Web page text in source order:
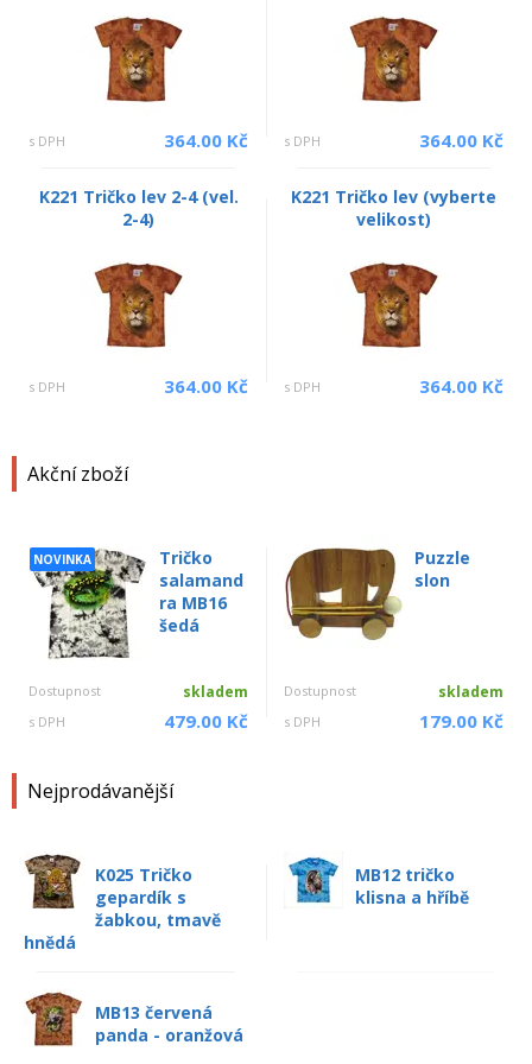
Akční zboží
NOVINKA
Tričko
salamand
ra MB16
šedá
Dostupnost skladem
s DPH 479.00 Kč
Puzzle
slon
Dostupnost skladem
s DPH 179.00 Kč
Nejprodávanější
K025 Tričko
gepardík s
žabkou, tmavě
hnědá
MB12 tričko
klisna a hříbě
MB13 červená
panda - oranžová
s DPH 364.00 Kč s DPH 364.00 Kč
K221 Tričko lev 2-4 (vel.
2-4)
s DPH 364.00 Kč
K221 Tričko lev (vyberte
velikost)
s DPH 364.00 Kč